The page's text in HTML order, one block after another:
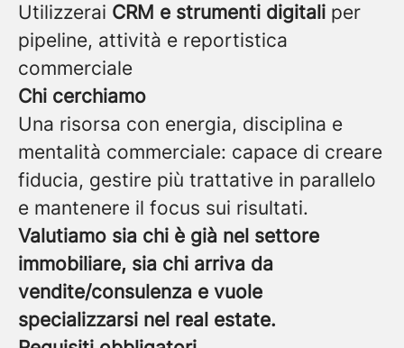
Utilizzerai CRM e strumenti digitali per
pipeline, attività e reportistica
commerciale
Chi cerchiamo
Una risorsa con energia, disciplina e
mentalità commerciale: capace di creare
fiducia, gestire più trattative in parallelo
e mantenere il focus sui risultati.
Valutiamo sia chi è già nel settore
immobiliare, sia chi arriva da
vendite/consulenza e vuole
specializzarsi nel real estate.